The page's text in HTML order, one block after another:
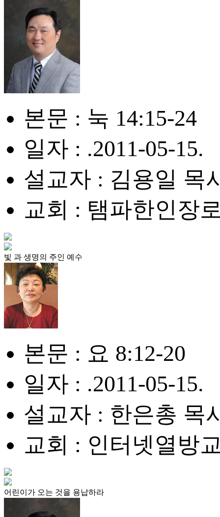
본문 : 눅 14:15-24
일자 : .2011-05-15.
설교자 : 김용일 목
교회 : 탬파한인장
빛 과 생명의 주인 예수
본문 : 요 8:12-20
일자 : .2011-05-15.
설교자 : 한은총 목
교회 : 인터넷열방
어린이가 오는 것을 용납하라